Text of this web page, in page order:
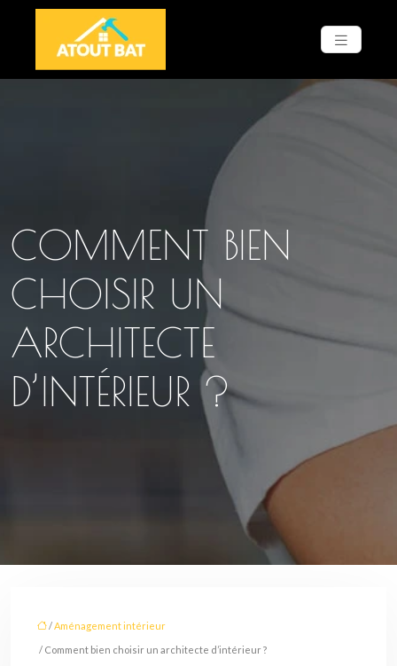
COMMENT BIEN
CHOISIR UN
ARCHITECTE
D’INTÉRIEUR ?
/Aménagement intérieur
/ Comment bien choisir un architecte d’intérieur ?